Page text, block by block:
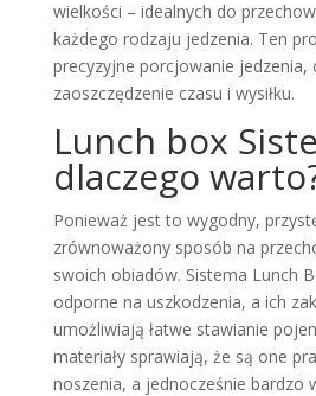
wielkości – idealnych do
każdego rodzaju jedzenia. Ten
precyzyjne porcjowanie jedzenia,
zaoszczędzenie czasu i wysiłku.
Lunch box
dlaczego
Ponieważ jest to wygodny,
zrównoważony sposób na
swoich obiadów. Sistema Lunch
odporne na uszkodzenia, a ich
umożliwiają łatwe stawianie
materiały sprawiają, że są one
noszenia, a jednocześnie bardzo